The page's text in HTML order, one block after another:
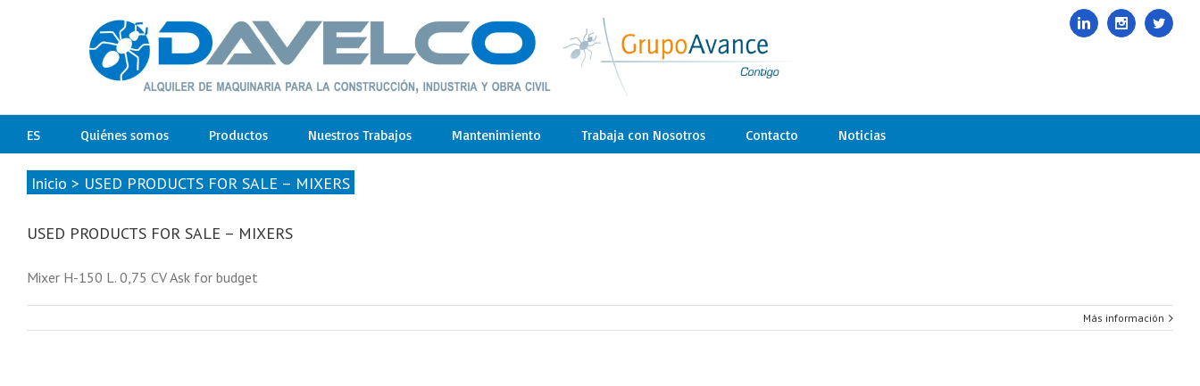
Linkedin InstagramTwitter
ES Quiénes somos Productos Nuestros Trabajos Mantenimiento Trabaja con Nosotros Contacto Noticias
Inicio > USED PRODUCTS FOR SALE – MIXERS
USED PRODUCTS FOR SALE – MIXERS
Mixer H-150 L. 0,75 CV Ask for budget
Más información